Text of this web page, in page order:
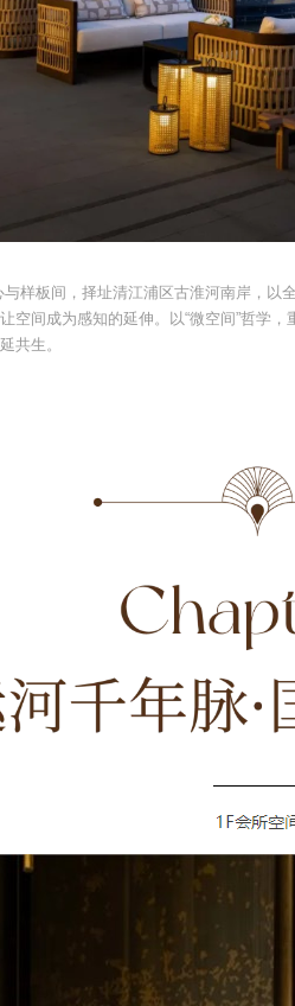
与样板间，择址清江浦区古淮河南岸，
空间成为感知的延伸。以“微空间”哲学
共生。